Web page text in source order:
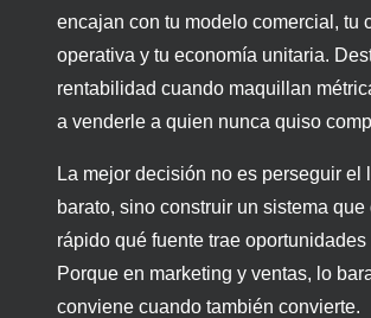
encajan con tu modelo comercial, tu
operativa y tu economía unitaria.
rentabilidad cuando maquillan
a venderle a quien nunca quiso
La mejor decisión no es perseguir el
barato, sino construir un sistema que
rápido qué fuente trae oportunidades
Porque en marketing y ventas, lo
conviene cuando también convierte.